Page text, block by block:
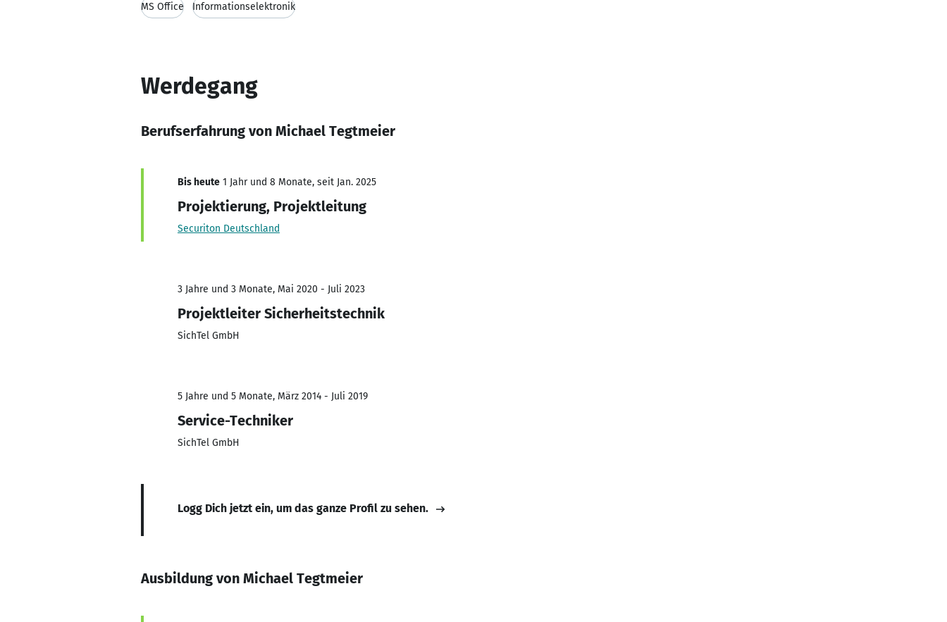
MS Office Informationselektronik
Werdegang
Berufserfahrung von Michael Tegtmeier
Bis heute 1 Jahr und 8 Monate, seit Jan. 2025
Projektierung, Projektleitung
Securiton Deutschland
3 Jahre und 3 Monate, Mai 2020 - Juli 2023
Projektleiter Sicherheitstechnik
SichTel GmbH
5 Jahre und 5 Monate, März 2014 - Juli 2019
Service-Techniker
SichTel GmbH
Logg Dich jetzt ein, um das ganze Profil zu sehen.
Ausbildung von Michael Tegtmeier